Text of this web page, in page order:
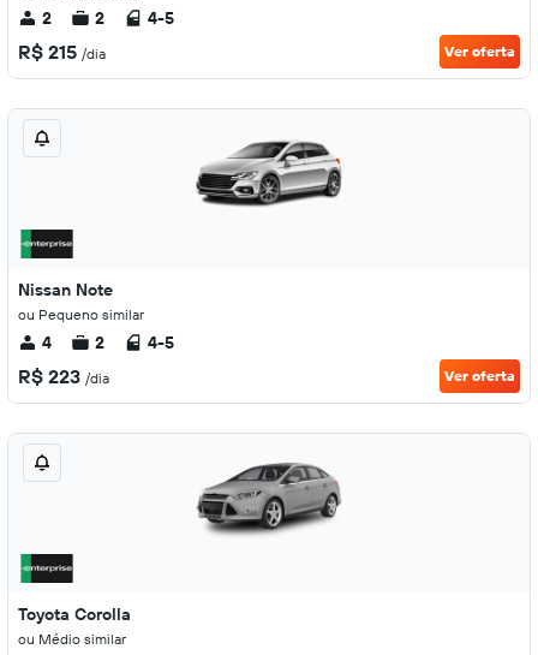
2 2 4-5
R$ 215 /dia Ver oferta
Nissan Note
ou Pequeno similar
4 2 4-5
R$ 223 /dia Ver oferta
Toyota Corolla
ou Médio similar